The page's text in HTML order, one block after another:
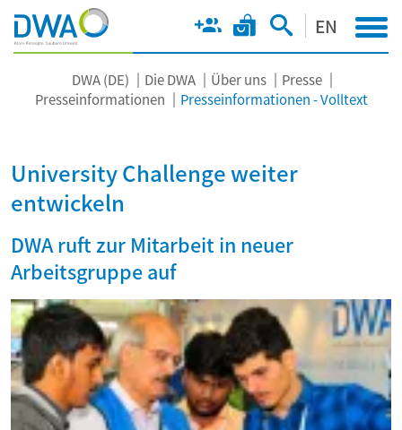
EN
DWA (DE) Die DWA Über uns
Presse
Presseinformationen
Presseinformationen - Volltext
University Challenge weiter
entwickeln
DWA ruft zur Mitarbeit in neuer
Arbeitsgruppe auf